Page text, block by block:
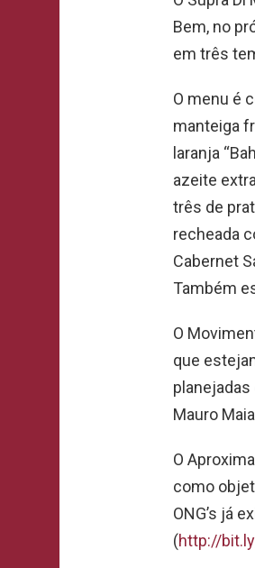
Bem, no
em três
O menu é
manteiga
laranja
azeite
três de
recheada
Cabernet
Também
O
que
planejadas
Mauro
O
como
ONG’s já
(http://